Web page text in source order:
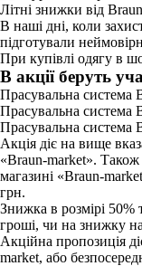
Літні знижки від
В наші дні, коли
підготували
При купівлі одягу в
В акції беруть
Прасувальна система
Прасувальна система
Прасувальна
Акція діє на вище
«Braun-market». Також
магазині «Braun-
грн.
Знижка в розмірі
гроші, чи на знижку
Акційна пропозиція
market, або